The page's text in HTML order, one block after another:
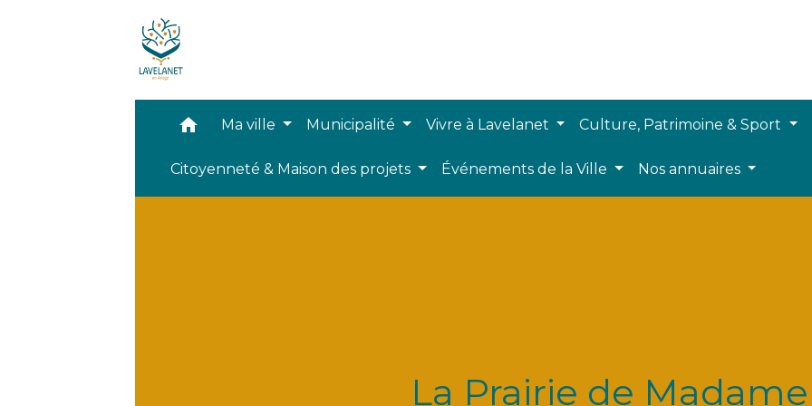
home Ma ville Municipalité Vivre à Lavelanet Culture, Patrimoine & Sport
Citoyenneté & Maison des projets Événements de la Ville Nos annuaires
La Prairie de Madame